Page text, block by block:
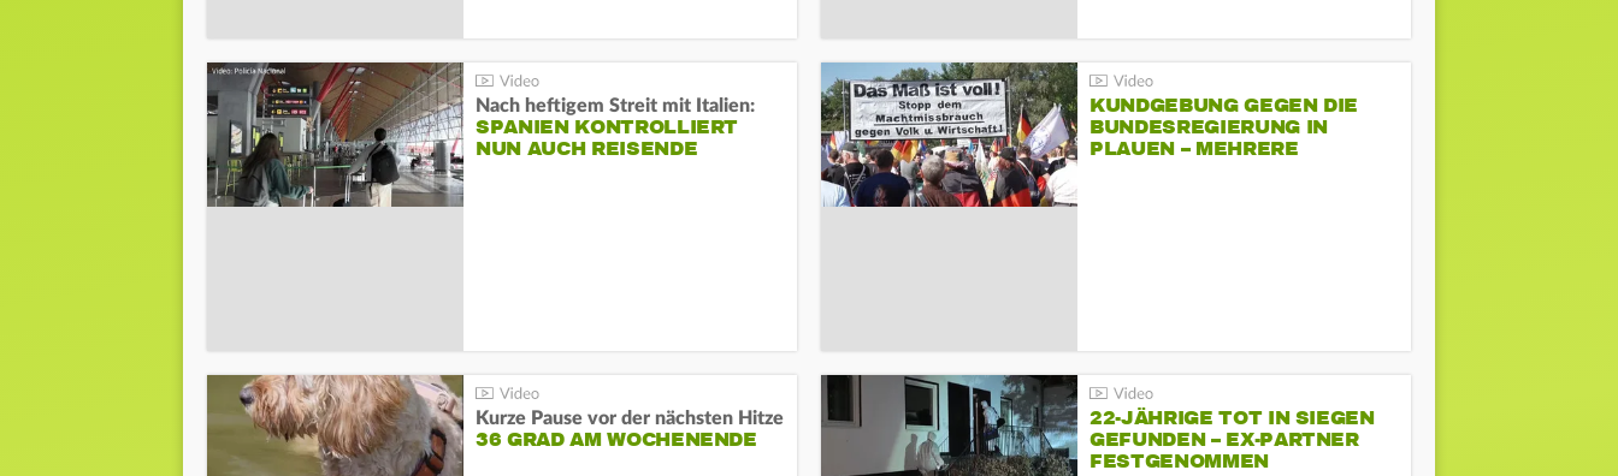
Nach heftigem Streit mit Italien:
SPANIEN KONTROLLIERT
NUN AUCH REISENDE
KUNDGEBUNG GEGEN DIE
BUNDESREGIERUNG IN
PLAUEN – MEHRERE
Kurze Pause vor der nächsten Hitze
36 GRAD AM WOCHENENDE
22-JÄHRIGE TOT IN SIEGEN
GEFUNDEN – EX-PARTNER
FESTGENOMMEN